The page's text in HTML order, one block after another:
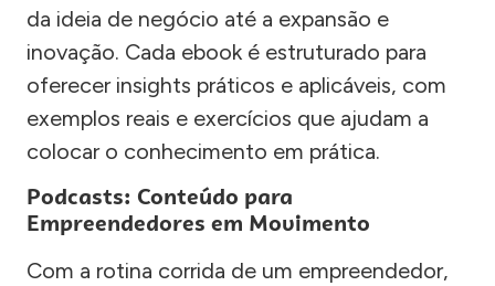
da ideia de negócio até a expansão e
inovação. Cada ebook é estruturado para
oferecer insights práticos e aplicáveis, com
exemplos reais e exercícios que ajudam a
colocar o conhecimento em prática.
Podcasts: Conteúdo para
Empreendedores em Movimento
Com a rotina corrida de um empreendedor,